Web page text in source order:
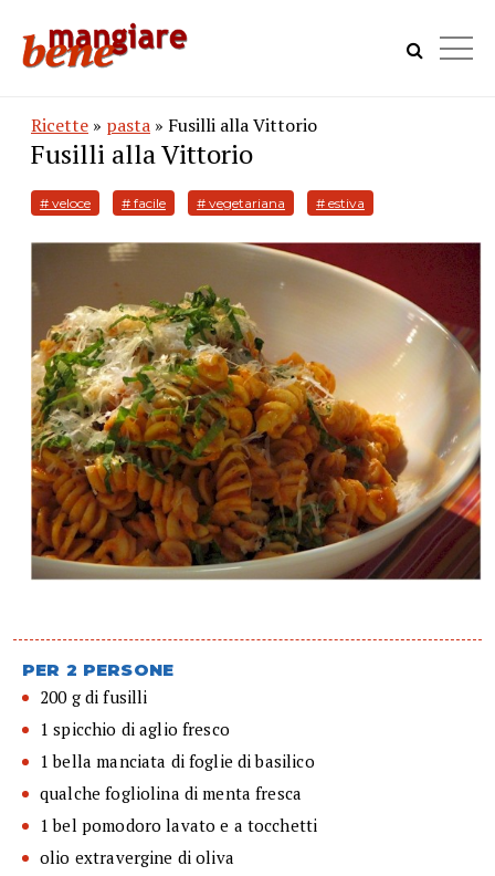
Ricette » pasta » Fusilli alla Vittorio
Fusilli alla Vittorio
# veloce # facile # vegetariana # estiva
PER 2 PERSONE
200 g di fusilli
1 spicchio di aglio fresco
1 bella manciata di foglie di basilico
qualche fogliolina di menta fresca
1 bel pomodoro lavato e a tocchetti
olio extravergine di oliva